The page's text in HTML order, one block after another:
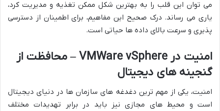
می توان این قلب را به بهترین شکل ممکن تغذیه و مدیریت کرد،
یاری می رساند. درک صحیح این مفاهیم، برای اطمینان از دسترسی
پذیری و سرعت بالای داده ها حیاتی است.
امنیت در VMWare vSphere – محافظت از
گنجینه های دیجیتال
امنیت، یکی از مهم ترین دغدغه های سازمان ها در دنیای دیجیتال
است و محیط های مجازی نیز باید در برابر تهدیدات مختلف